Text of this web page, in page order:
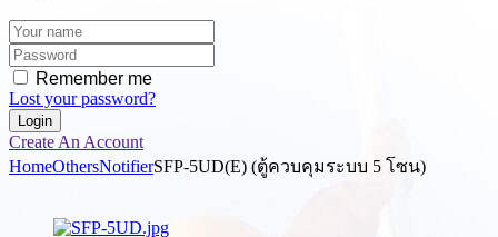
Remember me
Lost your password?
Create An Account
HomeOthersNotifierSFP-5UD(E) (ตู้ควบคุมระบบ 5 โซน)